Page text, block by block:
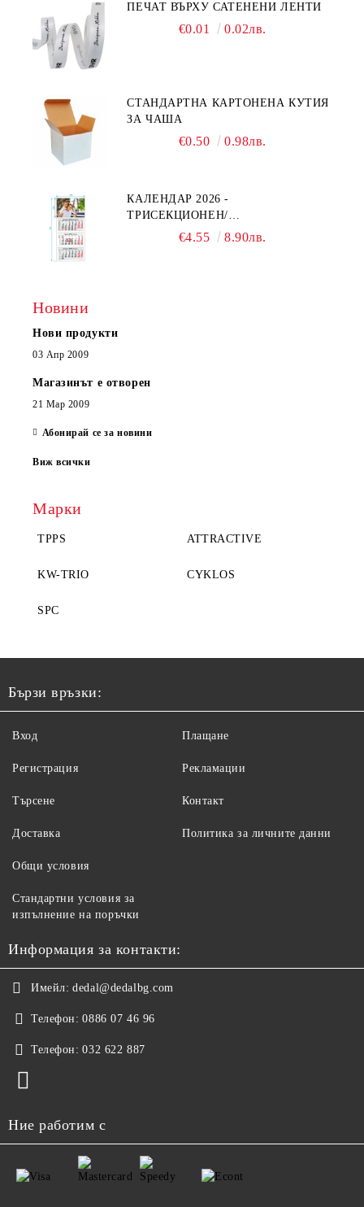
ПЕЧАТ ВЪРХУ САТЕНЕНИ ЛЕНТИ
€0.01 0.02лв.
СТАНДАРТНА КАРТОНЕНА КУТИЯ
ЗА ЧАША
€0.50 0.98лв.
КАЛЕНДАР 2026 -
ТРИСЕКЦИОНЕН/
ЕДНОСЕКЦИОНЕН
€4.55 8.90лв.
Новини
Нови продукти
03 Апр 2009
Магазинът е отворен
21 Мар 2009
Абонирай се за новини
Виж всички
Марки
TPPS ATTRACTIVE
KW-TRIO CYKLOS
SPC
Бързи връзки:
Вход
Регистрация
Търсене
Доставка
Плащане
Рекламации
Контакт
Политика за личните данни
Общи условия
Стандартни условия за
изпълнение на поръчки
Информация за контакти:
Имейл: dedal@dedalbg.com
Телефон: 0886 07 46 96
Телефон: 032 622 887
Ние работим с